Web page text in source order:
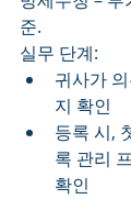
준.
실무 단계:
귀사가
지 확인
등록 시,
록 관리
확인